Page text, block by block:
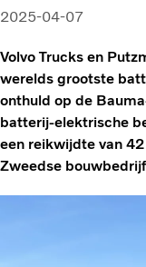
2025-04-07
Volvo Trucks en
werelds grootste
onthuld op de
batterij-elektrische
een reikwijdte van
Zweedse